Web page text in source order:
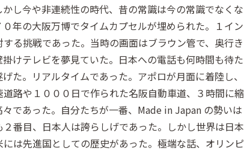
し今や非連続性の時代、昔の常識は今の常識でなくな
年の大阪万博でタイムカプセルが埋められた。１イン
る挑戦であった。当時の画面はブラウン管で、奥行き
けテレビを夢見ていた。日本への電話も何時間も待た
た。リアルタイムであった。アポロが月面に着陸し、
路や１０００日で作られた名阪自動車道、３時間に縮
であった。自分たちが一番、Made in Japan の勢いは
番目、日本人は誇らしげであった。しかし世界は日本
は先進国としての歴史があった。極端な話、オリンピ